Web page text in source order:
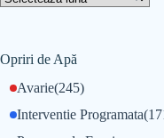
Opriri de Apă
Avarie(245)
Interventie Programata